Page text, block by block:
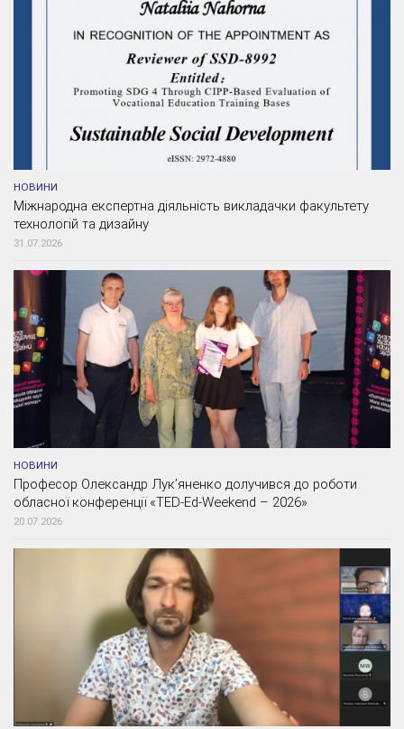
НОВИНИ
Міжнародна експертна діяльність викладачки факультету
технологій та дизайну
31.07.2026
НОВИНИ
Професор Олександр Лук’яненко долучився до роботи
обласної конференції «TED-Ed-Weekend – 2026»
20.07.2026